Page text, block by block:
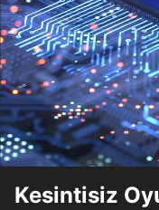
Kesintisiz